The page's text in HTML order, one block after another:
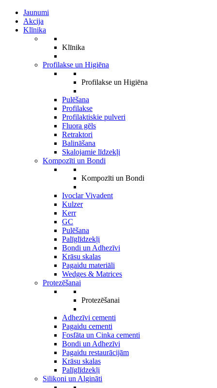
Jaunumi
Akcija
Klīnika
Klīnika
Profilakse un Higiēna
Profilakse un Higiēna
Pulēšana
Profilakse
Profilaktiskie pulveri
Fluora gēls
Retraktori
Balināšana
Skalojamie līdzekļi
Kompozīti un Bondi
Kompozīti un Bondi
Ivoclar Vivadent
Kulzer
Kerr
GC
Pulēšana
Palīglīdzekļi
Bondi un Adhezīvi
Krāsu skalas
Pagaidu materiāli
Wedges & Matrices
Protezēšanai
Protezēšanai
Adhezīvi cementi
Pagaidu cementi
Fosfāta un Cinka cementi
Bondi un Adhezīvi
Pagaidu restaurācijām
Krāsu skalas
Palīglīdzekļi
Silikoni un Algināti